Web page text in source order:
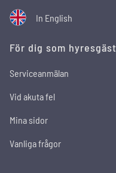
In English
För dig som hyresgäst
Serviceanmälan
Vid akuta fel
Mina sidor
Vanliga frågor